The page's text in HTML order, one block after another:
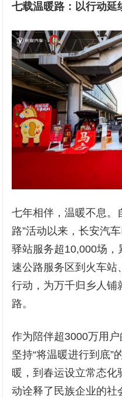
七载温暖路：以行动延
七年相伴，温暖不息。
路”活动以来，长安汽
驿站服务超10,000场
速公路服务区到火车站
行动，为万千归乡人铺
路。
作为陪伴超3000万用
坚持“将温暖进行到底”
暖，到春运设立常态化
动诠释了民族企业的社